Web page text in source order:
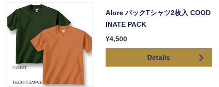
Alore パックTシャツ2枚入 COOD
INATE PACK
¥4,500
Details